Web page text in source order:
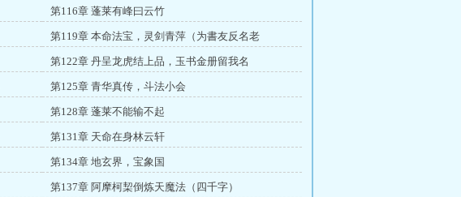
第116章 蓬莱有峰曰云竹
第119章 本命法宝，灵剑青萍（为書友反名老
第122章 丹呈龙虎结上品，玉书金册留我名
第125章 青华真传，斗法小会
第128章 蓬莱不能输不起
第131章 天命在身林云轩
第134章 地玄界，宝象国
第137章 阿摩柯栔倒炼天魔法（四千字）